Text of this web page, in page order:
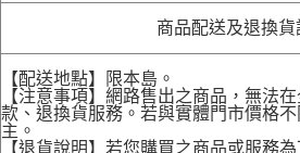
商品配送及退換貨
【配送地點】限本島。
【注意事項】網路售出之商品，無法
款、退換貨服務。若與實體門市價格
主。
【退貨說明】若您購買之商品或服務